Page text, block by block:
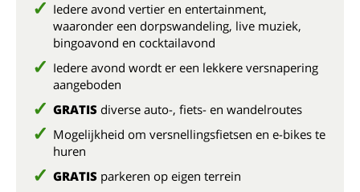
Iedere avond vertier en entertainment,
waaronder een dorpswandeling, live muziek,
bingoavond en cocktailavond
Iedere avond wordt er een lekkere versnapering
aangeboden
GRATIS diverse auto-, fiets- en wandelroutes
Mogelijkheid om versnellingsfietsen en e-bikes te
huren
GRATIS parkeren op eigen terrein